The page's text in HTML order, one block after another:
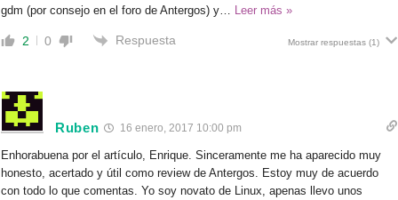
gdm (por consejo en el foro de Antergos) y
Leer más »
2 0 Respuesta Mostrar respuestas (1)
Ruben 16 enero, 2017 10:00 pm
Enhorabuena por el artículo, Enrique. Sinceramente me ha aparecido muy
honesto, acertado y útil como review de Antergos. Estoy muy de acuerdo
con todo lo que comentas. Yo soy novato de Linux, apenas llevo unos